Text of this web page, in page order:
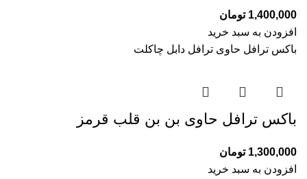
1,400,000 تومان
افزودن به سبد خرید
باکس ترافل حاوی ترافل دابل چاکلت
باکس ترافل حاوی بن بن قلب قرمز
1,300,000 تومان
افزودن به سبد خرید